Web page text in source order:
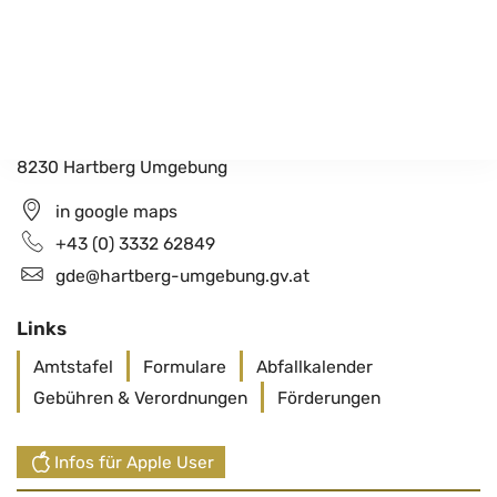
8230 Hartberg Umgebung
in google maps
+43 (0) 3332 62849
gde@hartberg-umgebung.gv.at
Links
Amtstafel Formulare
Abfallkalender
Gebühren & Verordnungen
Förderungen
Infos für Apple User